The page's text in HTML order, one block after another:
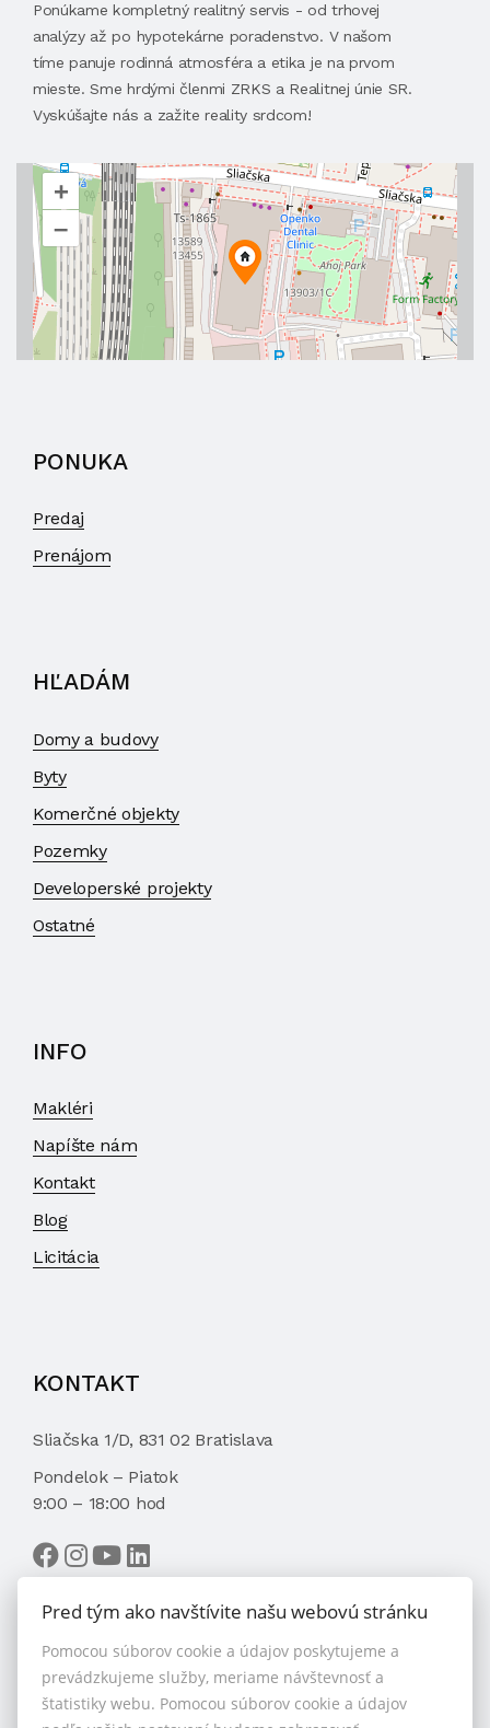
Ponúkame kompletný realitný servis - od trhovej
analýzy až po hypotekárne poradenstvo. V našom
tíme panuje rodinná atmosféra a etika je na prvom
mieste. Sme hrdými členmi ZRKS a Realitnej únie SR.
Vyskúšajte nás a zažite reality srdcom!
+
–
PONUKA
Predaj
Prenájom
HĽADÁM
Domy a budovy
Byty
Komerčné objekty
Pozemky
Developerské projekty
Ostatné
INFO
Makléri
Napíšte nám
Kontakt
Blog
Licitácia
KONTAKT
Sliačska 1/D, 831 02 Bratislava
Pondelok – Piatok
9:00 – 18:00 hod
VYBRAŤ MAKLÉRA
Pred tým ako navštívite našu webovú stránku
Pomocou súborov cookie a údajov poskytujeme a
prevádzkujeme služby, meriame návštevnosť a
štatistiky webu. Pomocou súborov cookie a údajov